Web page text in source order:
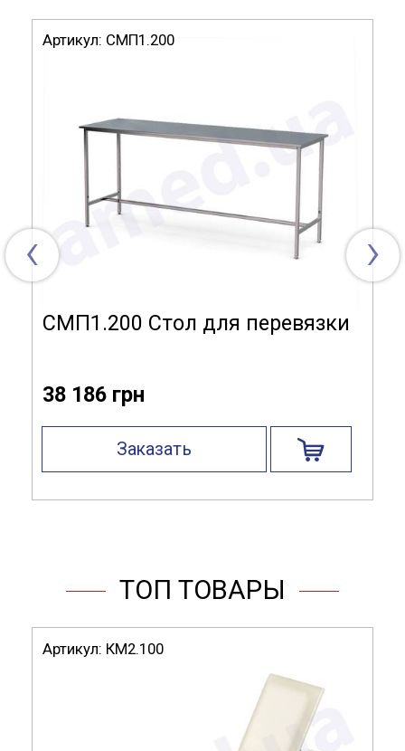
Модель СМП1.310
Материал
изготовления:
кожзаменитель,
кожзаменитель
Механизм регулировки по
высоте:
винтовой
зажим
‹
Артикул: СМП1.200
СМП1.200 Стол для перевязки
38 186 грн
Заказать
›
ТОП ТОВАРЫ
Артикул: КМ2.100